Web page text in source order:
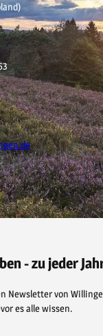
- zu jeder
Newsletter von
es alle wissen.